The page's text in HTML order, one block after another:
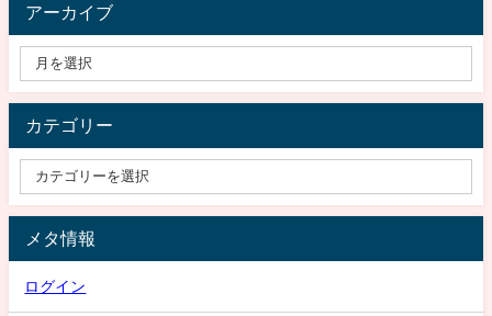
アーカイブ
カテゴリー
メタ情報
ログイン